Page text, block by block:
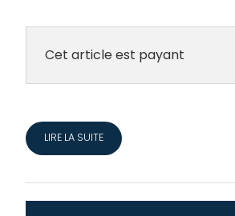
Cet article est payant
LIRE LA SUITE